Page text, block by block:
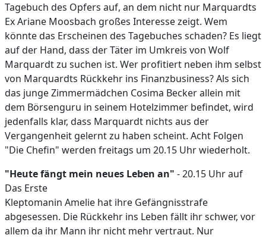
Tagebuch des Opfers auf, an dem nicht nur Marquardts
Ex Ariane Moosbach großes Interesse zeigt. Wem
könnte das Erscheinen des Tagebuches schaden? Es liegt
auf der Hand, dass der Täter im Umkreis von Wolf
Marquardt zu suchen ist. Wer profitiert neben ihm selbst
von Marquardts Rückkehr ins Finanzbusiness? Als sich
das junge Zimmermädchen Cosima Becker allein mit
dem Börsenguru in seinem Hotelzimmer befindet, wird
jedenfalls klar, dass Marquardt nichts aus der
Vergangenheit gelernt zu haben scheint. Acht Folgen
"Die Chefin" werden freitags um 20.15 Uhr wiederholt.
"Heute fängt mein neues Leben an" - 20.15 Uhr auf
Das Erste
Kleptomanin Amelie hat ihre Gefängnisstrafe
abgesessen. Die Rückkehr ins Leben fällt ihr schwer, vor
allem da ihr Mann ihr nicht mehr vertraut. Nur